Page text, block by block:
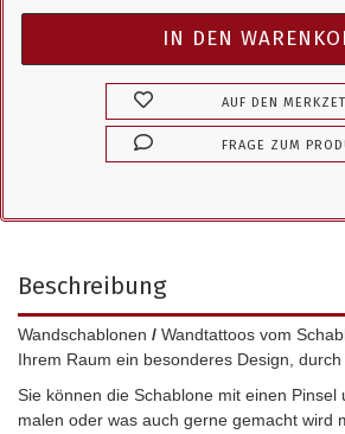
AUF DEN
FRAGE ZUM
Beschreibung
Wandschablonen / Wandtattoos vom
Ihrem Raum ein besonderes Design, durch
Sie können die Schablone mit einen Pinsel
malen oder was auch gerne gemacht wird